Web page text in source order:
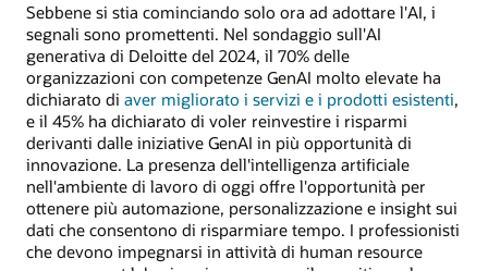
Sebbene si stia cominciando solo ora ad adottare l'AI, i
segnali sono promettenti. Nel sondaggio sull'AI
generativa di Deloitte del 2024, il 70% delle
organizzazioni con competenze GenAI molto elevate ha
dichiarato di aver migliorato i servizi e i prodotti esistenti,
e il 45% ha dichiarato di voler reinvestire i risparmi
derivanti dalle iniziative GenAI in più opportunità di
innovazione. La presenza dell'intelligenza artificiale
nell'ambiente di lavoro di oggi offre l'opportunità per
ottenere più automazione, personalizzazione e insight sui
dati che consentono di risparmiare tempo. I professionisti
che devono impegnarsi in attività di human resource